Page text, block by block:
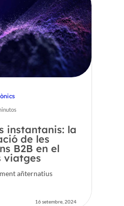
instantanis: la
de les
B2B en el
viatges
añternatius
16 setembre, 2024